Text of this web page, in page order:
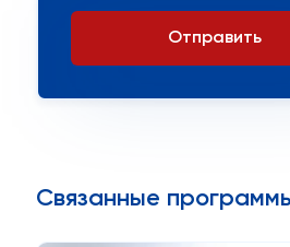
Отправить
Связанные